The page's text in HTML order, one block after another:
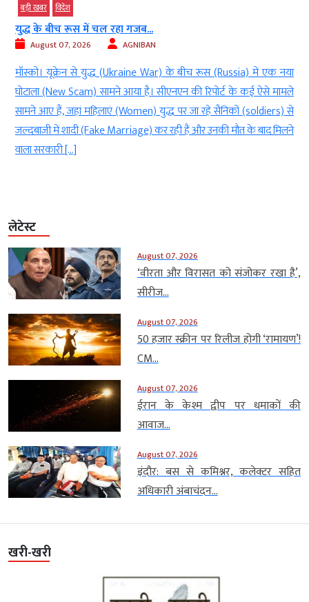
बड़ी खबर विदेश
युद्ध के बीच रूस में चल रहा गजब...
August 07, 2026 AGNIBAN
मॉस्को। यूक्रेन से युद्ध (Ukraine War) के बीच रूस (Russia) में एक नया
घोटाला (New Scam) सामने आया है। सीएनएन की रिपोर्ट के कई ऐसे मामले
सामने आए हैं, जहां महिलाएं (Women) युद्ध पर जा रहे सैनिकों (soldiers) से
जल्दबाजी में शादी (Fake Marriage) कर रही हैं और उनकी मौत के बाद मिलने
वाला सरकारी […]
लेटेस्ट
August 07, 2026
‘वीरता और विरासत को संजोकर रखा है’,
सीरीज...
August 07, 2026
50 हजार स्क्रीन पर रिलीज होगी ‘रामायण’!
CM...
August 07, 2026
ईरान के केश्म द्वीप पर धमाकों की
आवाज...
August 07, 2026
इंदौर: बस से कमिश्नर, कलेक्टर सहित
अधिकारी अंबाचंदन...
खरी-खरी